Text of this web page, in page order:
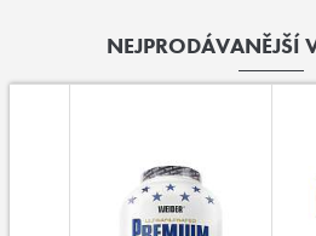
NEJPRODÁVANĚJŠÍ